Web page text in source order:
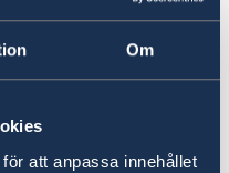
Om
att anpassa innehållet